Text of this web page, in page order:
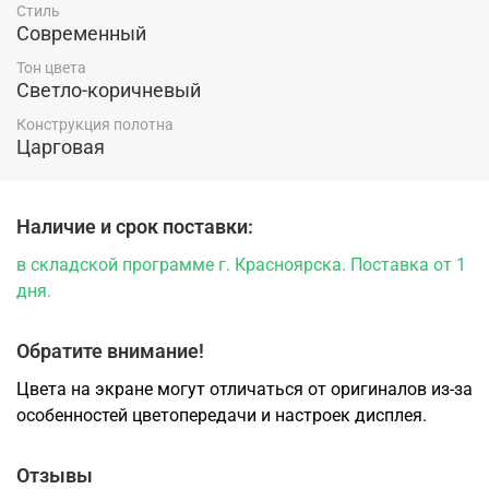
Стиль
Современный
Тон цвета
Светло-коричневый
Конструкция полотна
Царговая
Наличие и срок поставки:
в складской программе г. Красноярска. Поставка от 1
дня.
Обратите внимание!
Цвета на экране могут отличаться от оригиналов из-за
особенностей цветопередачи и настроек дисплея.
Отзывы